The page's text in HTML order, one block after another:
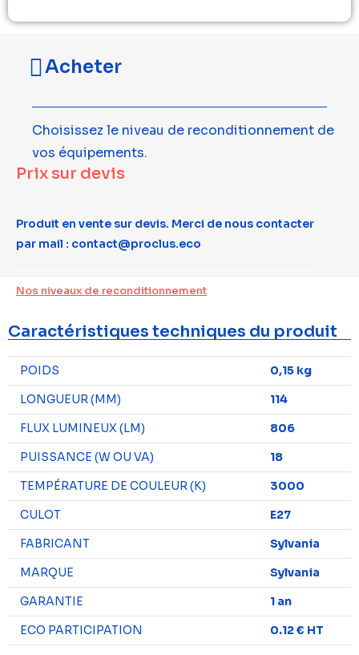
Acheter
Choisissez le niveau de reconditionnement de
vos équipements.
Prix sur devis
Produit en vente sur devis. Merci de nous contacter
par mail : contact@proclus.eco
Nos niveaux de reconditionnement
Caractéristiques techniques du produit
POIDS
0,15 kg
LONGUEUR (MM)
114
FLUX LUMINEUX (LM)
806
PUISSANCE (W OU VA)
18
TEMPÉRATURE DE COULEUR (K)
3000
CULOT
E27
FABRICANT
Sylvania
MARQUE
Sylvania
GARANTIE
1 an
ECO PARTICIPATION
0.12 € HT